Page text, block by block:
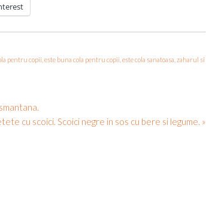
pentru copii este buna cola pentru copii este cola sanatoasa zaharul si
cu scoici. Scoici negre in sos cu bere si legume. »